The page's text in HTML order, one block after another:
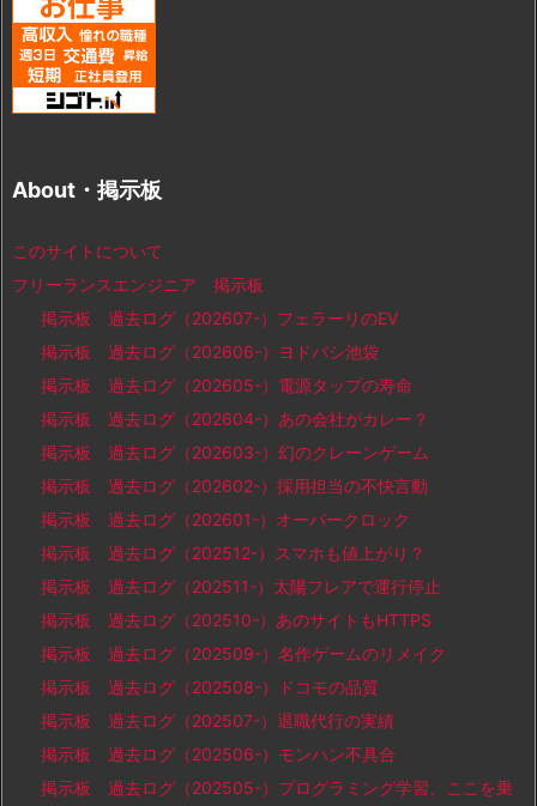
About・掲示板
このサイトについて
フリーランスエンジニア 掲示板
掲示板 過去ログ（202607-）フェラーリのEV
掲示板 過去ログ（202606-）ヨドバシ池袋
掲示板 過去ログ（202605-）電源タップの寿命
掲示板 過去ログ（202604-）あの会社がカレー？
掲示板 過去ログ（202603-）幻のクレーンゲーム
掲示板 過去ログ（202602-）採用担当の不快言動
掲示板 過去ログ（202601-）オーバークロック
掲示板 過去ログ（202512-）スマホも値上がり？
掲示板 過去ログ（202511-）太陽フレアで運行停止
掲示板 過去ログ（202510-）あのサイトもHTTPS
掲示板 過去ログ（202509-）名作ゲームのリメイク
掲示板 過去ログ（202508-）ドコモの品質
掲示板 過去ログ（202507-）退職代行の実績
掲示板 過去ログ（202506-）モンハン不具合
掲示板 過去ログ（202505-）プログラミング学習、ここを乗